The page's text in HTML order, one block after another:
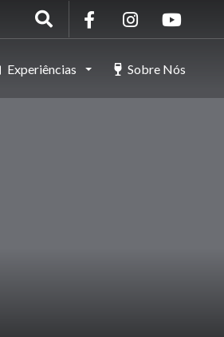
Experiências Sobre Nós